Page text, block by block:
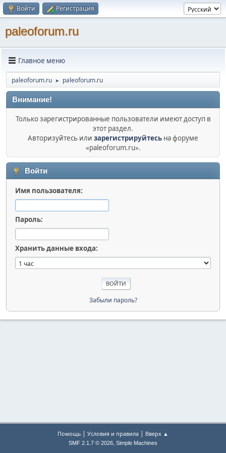
Войти Регистрация
paleoforum.ru
Главное меню
paleoforum.ru ► paleoforum.ru
Внимание!
Только зарегистрированные пользователи имеют доступ в
этот раздел.
Авторизуйтесь или зарегистрируйтесь на форуме
«paleoforum.ru».
Войти
Имя пользователя:
Пароль:
Хранить данные входа:
Забыли пароль?
Помощь | Условия и правила | Вверх ▲
SMF 2.1.7 © 2026, Simple Machines